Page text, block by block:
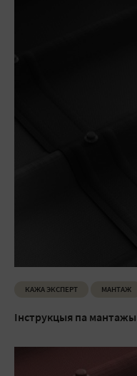
КАЖА ЭКСПЕРТ МАНТАЖ
Інструкцыя па